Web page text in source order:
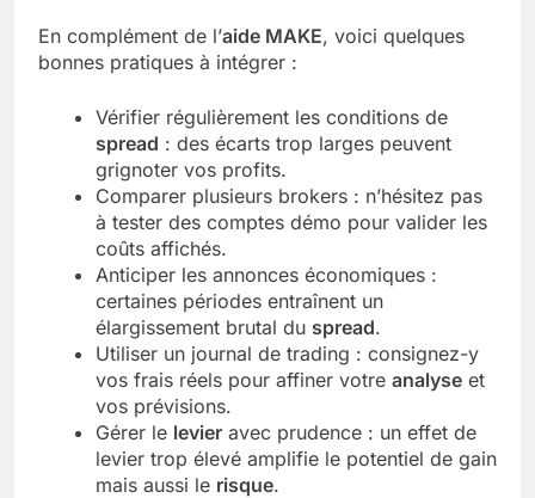
En complément de l’aide MAKE, voici quelques
bonnes pratiques à intégrer :
Vérifier régulièrement les conditions de
spread : des écarts trop larges peuvent
grignoter vos profits.
Comparer plusieurs brokers : n’hésitez pas
à tester des comptes démo pour valider les
coûts affichés.
Anticiper les annonces économiques :
certaines périodes entraînent un
élargissement brutal du spread.
Utiliser un journal de trading : consignez-y
vos frais réels pour affiner votre analyse et
vos prévisions.
Gérer le levier avec prudence : un effet de
levier trop élevé amplifie le potentiel de gain
mais aussi le risque.